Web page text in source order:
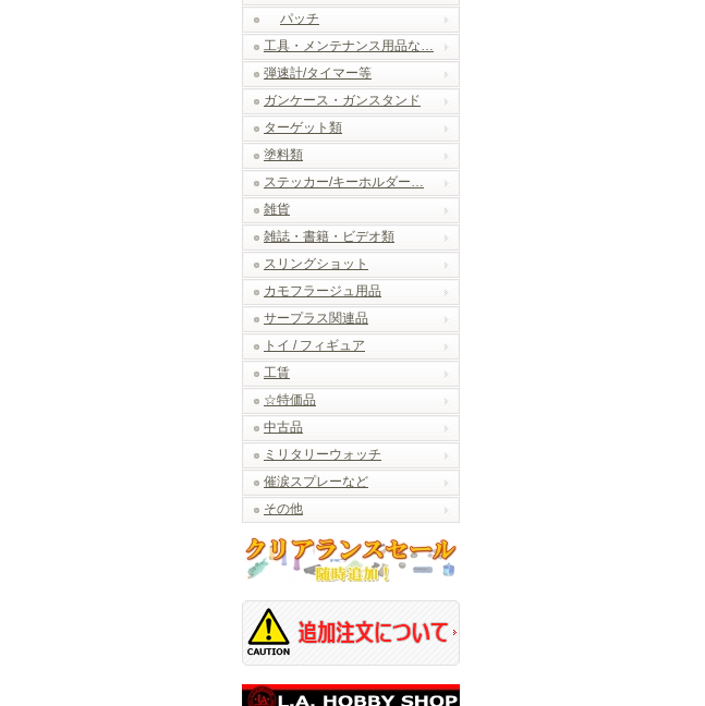
パッチ
工具・メンテナンス用品な…
弾速計/タイマー等
ガンケース・ガンスタンド
ターゲット類
塗料類
ステッカー/キーホルダー…
雑貨
雑誌・書籍・ビデオ類
スリングショット
カモフラージュ用品
サープラス関連品
トイ / フィギュア
工賃
☆特価品
中古品
ミリタリーウォッチ
催涙スプレーなど
その他